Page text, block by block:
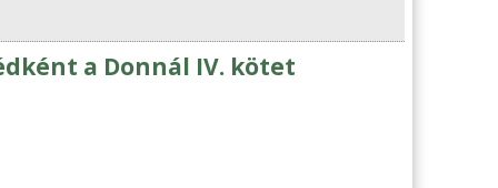
a Donnál IV. kötet